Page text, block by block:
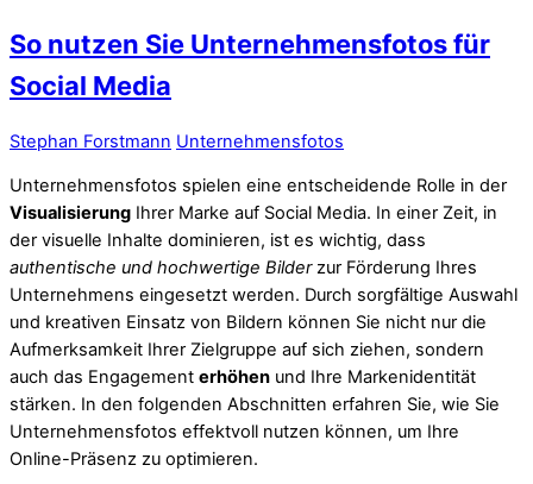
So nutzen Sie Unternehmensfotos für
Social Media
Stephan Forstmann Unternehmensfotos
Unternehmensfotos spielen eine entscheidende Rolle in der
Visualisierung Ihrer Marke auf Social Media. In einer Zeit, in
der visuelle Inhalte dominieren, ist es wichtig, dass
authentische und hochwertige Bilderzur Förderung Ihres
Unternehmens eingesetzt werden. Durch sorgfältige Auswahl
und kreativen Einsatz von Bildern können Sie nicht nur die
Aufmerksamkeit Ihrer Zielgruppe auf sich ziehen, sondern
auch das Engagement erhöhen und Ihre Markenidentität
stärken. In den folgenden Abschnitten erfahren Sie, wie Sie
Unternehmensfotos effektvoll nutzen können, um Ihre
Online-Präsenz zu optimieren.